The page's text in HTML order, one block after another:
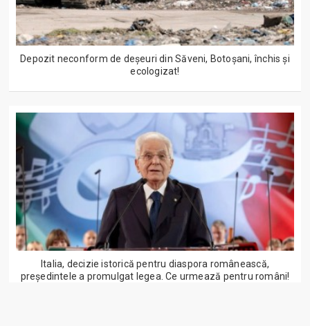
Depozit neconform de deșeuri din Săveni, Botoșani, închis și
ecologizat!
Italia, decizie istorică pentru diaspora românească,
președintele a promulgat legea. Ce urmează pentru români!